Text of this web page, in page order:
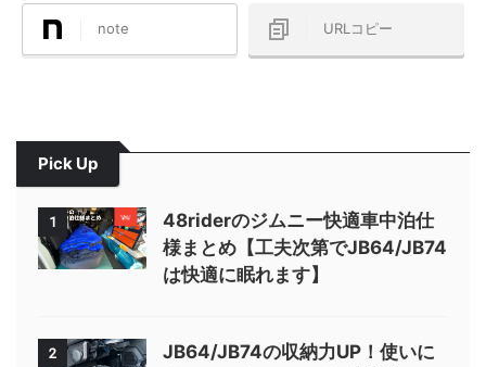
note URLコピー
Pick Up
1
48riderのジムニー快適車中泊仕
様まとめ【工夫次第でJB64/JB74
は快適に眠れます】
2
JB64/JB74の収納力UP！使いに